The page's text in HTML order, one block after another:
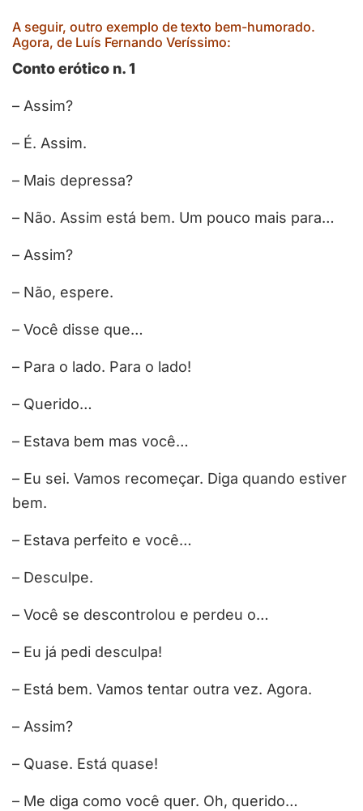
A seguir, outro exemplo de texto bem-humorado.
Agora, de Luís Fernando Veríssimo:
Conto erótico n. 1
– Assim?
– É. Assim.
– Mais depressa?
– Não. Assim está bem. Um pouco mais para…
– Assim?
– Não, espere.
– Você disse que…
– Para o lado. Para o lado!
– Querido…
– Estava bem mas você…
– Eu sei. Vamos recomeçar. Diga quando estiver
bem.
– Estava perfeito e você…
– Desculpe.
– Você se descontrolou e perdeu o…
– Eu já pedi desculpa!
– Está bem. Vamos tentar outra vez. Agora.
– Assim?
– Quase. Está quase!
– Me diga como você quer. Oh, querido…